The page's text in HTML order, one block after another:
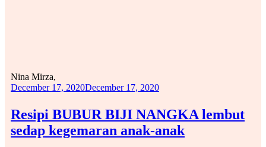
Resipi BUBUR BIJI NANGKA lembut
sedap kegemaran anak-anak
Nina Mirza,
December 17, 2020December 17, 2020